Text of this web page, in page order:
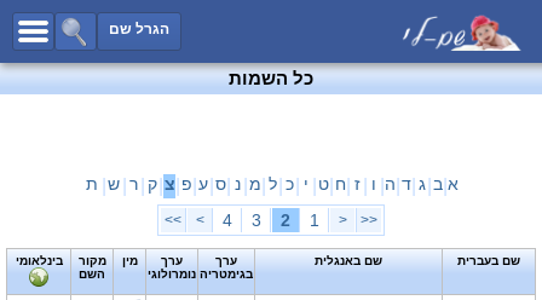
הגרל שם
כל השמות
שמות לבנים
שמות משותפים
שמות נדירים
קטגוריות
כל השמות
א ב ג ד ה ו ז ח ט י כ ל מ נ ס ע פ צ ק ר ש ת
<<
<
1
2
3
4
>
>>
שם בעברית שם באנגלית
ערך
בגימטריה
ערך
נומרולוגי
מין
מקור
השם
בינלאומי